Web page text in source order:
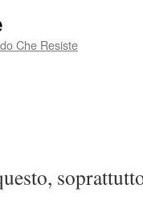
Che Resiste